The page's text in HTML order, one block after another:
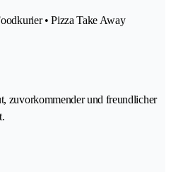
• Pizza Take Away
zuvorkommender und freundlicher